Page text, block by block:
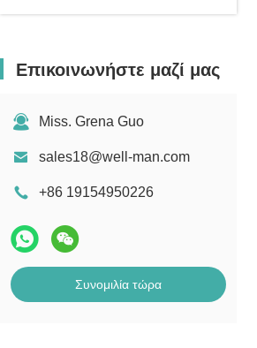
Επικοινωνήστε μαζί μας
Miss. Grena Guo
sales18@well-man.com
+86 19154950226
Συνομιλία τώρα